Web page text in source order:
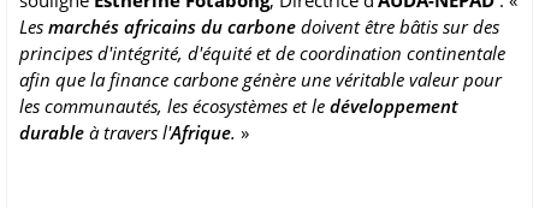
Les marchés africains du carbone doivent être bâtis sur des
principes d'intégrité, d'équité et de coordination continentale
afin que la finance carbone génère une véritable valeur pour
les communautés, les écosystèmes et le développement
durable à travers l'Afrique. »